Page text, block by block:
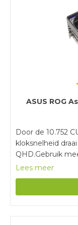
ASUS ROG
Door de 10.752
kloksnelheid
QHD.Gebruik
3 DisplayPort
speelt en meer
een voeding
Lees meer